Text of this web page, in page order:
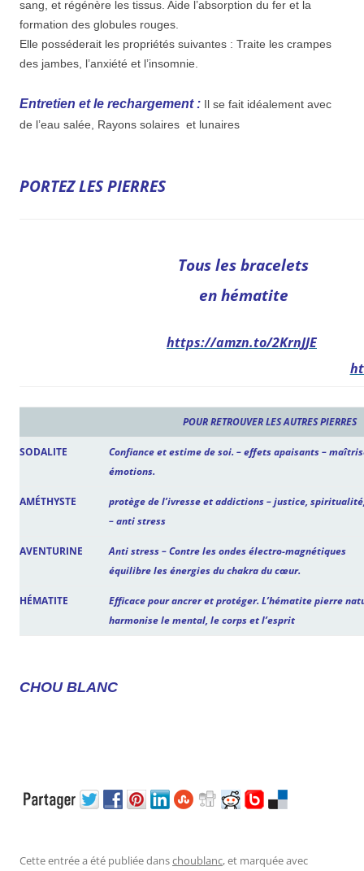
sang, et régénère les tissus. Aide l’absorption du fer et la
formation des globules rouges.
Elle posséderait les propriétés suivantes : Traite les crampes
des jambes, l’anxiété et l’insomnie.
Entretien et le rechargement : Il se fait idéalement avec
de l’eau salée, Rayons solaires et lunaires
PORTEZ LES PIERRES
Tous les bracelets
en hématite
https://amzn.to/2KrnJJE
POUR RETROUVER LES AUTRES PIERRES
SODALITE
Confiance et estime de soi. – effets apaisants –
émotions.
AMÉTHYSTE
protège de l’ivresse et addictions – justice,
– anti stress
AVENTURINE
Anti stress – Contre les ondes électro-magnétiques
équilibre les énergies du chakra du cœur.
HÉMATITE
Efficace pour ancrer et protéger. L’hématite pierre
harmonise le mental, le corps et l’esprit
CHOU BLANC
Cette entrée a été publiée danschoublanc, et marquée avec